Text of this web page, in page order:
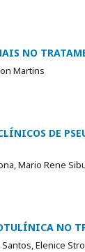
NO
Martins
DE
Mario Rene
NO
Elenice